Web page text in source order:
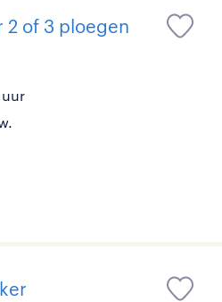
of 3 ploegen
uur